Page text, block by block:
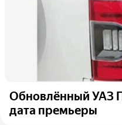
Обновлённый УАЗ
дата премьеры